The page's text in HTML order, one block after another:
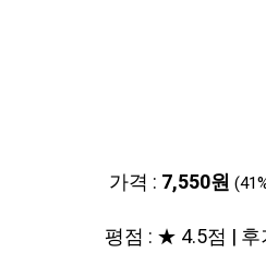
가격 : 7,550원
평점 : ★ 4.5점 | 후